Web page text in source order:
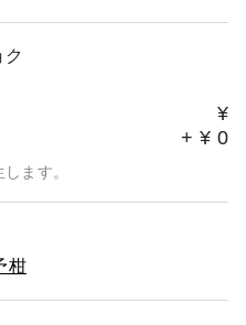
¥
+ ¥ 0
ます。
柑